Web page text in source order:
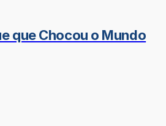
que Chocou o Mundo